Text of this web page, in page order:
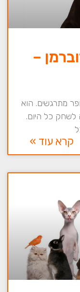
–
מתרגשים. הוא
לשחק כל היום.
קרא עוד »